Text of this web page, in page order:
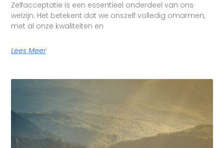
Zelfacceptatie is een essentieel onderdeel van ons
welzijn. Het betekent dat we onszelf volledig omarmen,
met al onze kwaliteiten en
Lees Meer